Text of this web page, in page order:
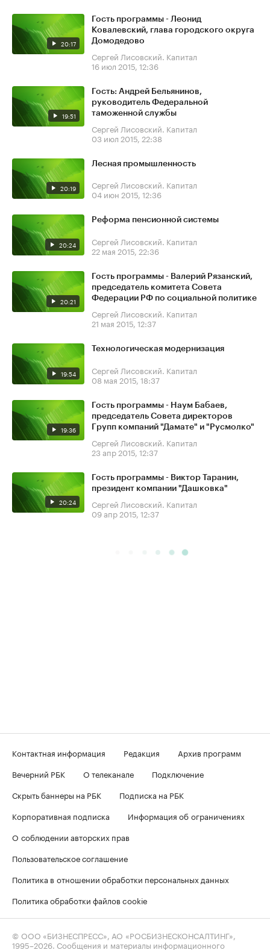
20:17
Гость программы - Леонид
Ковалевский, глава городского округа
Домодедово
Сергей Лисовский. Капитал
16 июл 2015, 12:36
19:51
Гость: Андрей Бельянинов,
руководитель Федеральной
таможенной службы
Сергей Лисовский. Капитал
03 июл 2015, 22:38
20:19
Лесная промышленность
Сергей Лисовский. Капитал
04 июн 2015, 12:36
20:24
Реформа пенсионной системы
Сергей Лисовский. Капитал
22 мая 2015, 22:36
20:21
Гость программы - Валерий Рязанский,
председатель комитета Совета
Федерации РФ по социальной политике
Сергей Лисовский. Капитал
21 мая 2015, 12:37
19:54
Технологическая модернизация
Сергей Лисовский. Капитал
08 мая 2015, 18:37
19:36
Гость программы - Наум Бабаев,
председатель Совета директоров
Групп компаний "Дамате" и "Русмолко"
Сергей Лисовский. Капитал
23 апр 2015, 12:37
20:24
Гость программы - Виктор Таранин,
президент компании "Дашковка"
Сергей Лисовский. Капитал
09 апр 2015, 12:37
Контактная информация Редакция
Архив программ
Вечерний РБК
О телеканале
Подключение
Скрыть баннеры на РБК
Подписка на РБК
Корпоративная подписка
Информация об ограничениях
О соблюдении авторских прав
Пользовательское соглашение
Политика в отношении обработки персональных данных
Политика обработки файлов cookie
© ООО «БИЗНЕСПРЕСС», АО «РОСБИЗНЕСКОНСАЛТИНГ»,
1995–2026 . Сообщения и материалы информационного